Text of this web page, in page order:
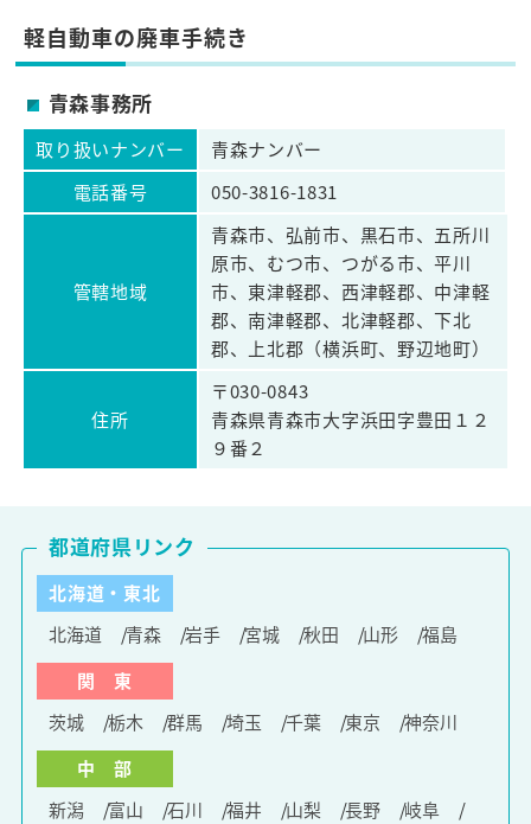
軽自動車の廃車手続き
青森事務所
取り扱いナンバー
青森ナンバー
電話番号
050-3816-1831
管轄地域
青森市、弘前市、黒石市、五所川
原市、むつ市、つがる市、平川
市、東津軽郡、西津軽郡、中津軽
郡、南津軽郡、北津軽郡、下北
郡、上北郡（横浜町、野辺地町）
住所
〒030-0843
青森県青森市大字浜田字豊田１２
９番２
北海道・東北
北海道
青森 岩手 宮城 秋田 山形
福島
関 東
茨城
栃木 群馬 埼玉 千葉 東京
神奈川
中 部
新潟
富山 石川 福井 山梨 長野
岐阜
都道府県リンク